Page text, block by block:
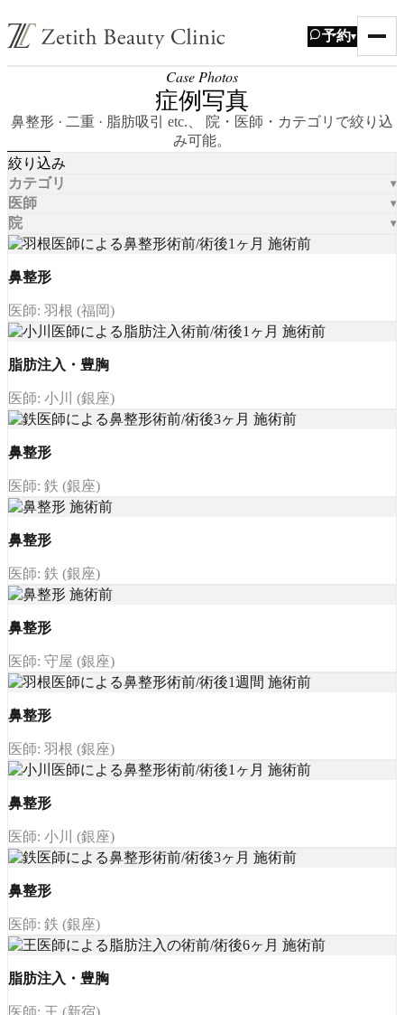
予約▾
Case Photos
症例写真
鼻整形 · 二重 · 脂肪吸引 etc.、 院・医師・カテゴリで絞り込
み可能。
絞り込み
カテゴリ
医師
院
鼻整形
医師: 羽根 (福岡)
脂肪注入・豊胸
医師: 小川 (銀座)
鼻整形
医師: 鉄 (銀座)
鼻整形
医師: 鉄 (銀座)
鼻整形
医師: 守屋 (銀座)
鼻整形
医師: 羽根 (銀座)
鼻整形
医師: 小川 (銀座)
鼻整形
医師: 鉄 (銀座)
脂肪注入・豊胸
医師: 王 (新宿)